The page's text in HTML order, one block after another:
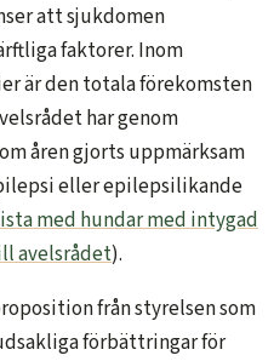
att sjukdomen
faktorer. Inom
är den totala förekomsten
har genom
åren gjorts uppmärksam
eller epilepsilikande
med hundar med intygad
avelsrådet).
från styrelsen som
förbättringar för